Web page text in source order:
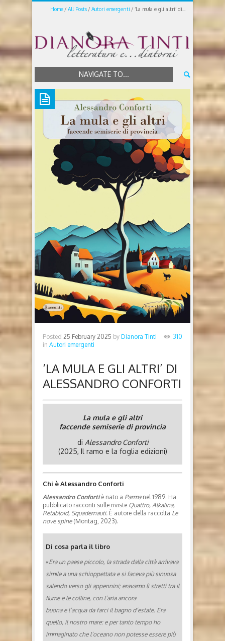
Home All Posts Autori emergenti ‘La mula e gli altri’ di...
NAVIGATE TO...
Posted 25 February 2025 by Dianora Tinti
in Autori emergenti
310
‘LA MULA E GLI ALTRI’ DI
ALESSANDRO CONFORTI
La mula e gli altri
faccende semiserie di provincia
di Alessandro Conforti
(2025, Il ramo e la foglia edizioni)
Chi è Alessandro Conforti
Alessandro Conforti è nato a Parmanel 1989. Ha
pubblicato racconti sulle riviste Quattro, Alkalina,
Retabloid, Squadernauti. È autore della raccolta Le
nove spine(Montag, 2023).
Di cosa parla il libro
«Era un paese piccolo, la strada dalla città arrivava
simile a una schioppettata e si faceva più sinuosa
salendo verso gli appennini; eravamo lì stretti tra il
fiume e le colline, con l’aria ancora
buona e l’acqua da farci il bagno d’estate. Era
quello, il nostro mare: e per tanto tempo ho
immaginato che l’oceano non potesse essere più